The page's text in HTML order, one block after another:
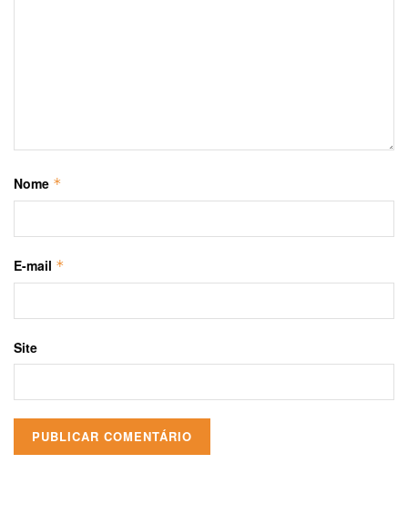
Nome *
E-mail *
Site